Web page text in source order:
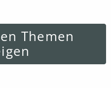
Themen